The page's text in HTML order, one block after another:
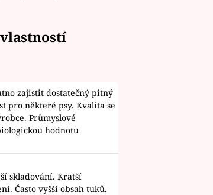
zajistit dostatečný pitný
pro některé psy. Kvalita se
Průmyslové
hodnotu
skladování. Kratší
Často vyšší obsah tuků.